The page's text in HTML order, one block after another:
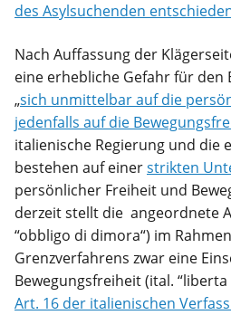
des Asylsuchenden
Nach Auffassung der
eine erhebliche Gefahr für den
„sich unmittelbar auf die
jedenfalls auf die
italienische Regierung und die
bestehen auf einerstrikten
persönlicher Freiheit und
derzeit stellt die angeordnete
“obbligo di dimora“) im
Grenzverfahrens zwar eine
Bewegungsfreiheit (ital.
Art. 16 der italienischen